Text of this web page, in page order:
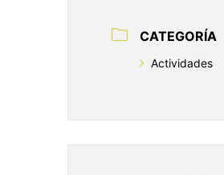
CATEGORÍA
Actividades